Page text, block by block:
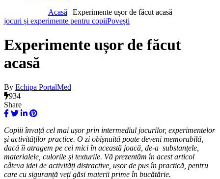
Acasă | Experimente ușor de făcut acasă
jocuri și experimente pentru copiiPovești
Experimente ușor de făcut
acasă
By Echipa PortalMed
934
Share
Copiii învață cel mai ușor prin intermediul jocurilor, experimentelor
și activităților practice. O zi obișnuită poate deveni memorabilă,
dacă îi atragem pe cei mici în această joacă, de-a substanțele,
materialele, culorile și texturile. Vă prezentăm în acest articol
câteva idei de activități distractive, ușor de pus în practică, pentru
care cu siguranță veți găsi materii prime în bucătărie.